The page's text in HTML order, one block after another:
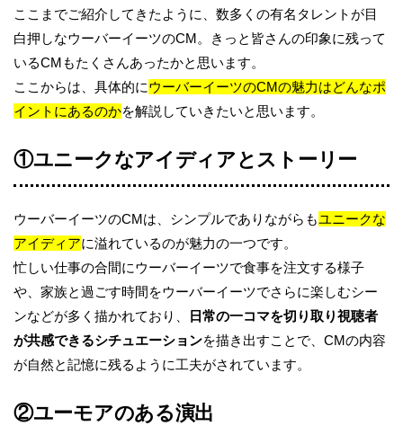
ここまでご紹介してきたように、数多くの有名タレントが目
白押しなウーバーイーツのCM。きっと皆さんの印象に残って
いるCMもたくさんあったかと思います。
ここからは、具体的にウーバーイーツのCMの魅力はどんなポ
イントにあるのかを解説していきたいと思います。
①ユニークなアイディアとストーリー
ウーバーイーツのCMは、シンプルでありながらもユニークな
アイディアに溢れているのが魅力の一つです。
忙しい仕事の合間にウーバーイーツで食事を注文する様子
や、家族と過ごす時間をウーバーイーツでさらに楽しむシー
ンなどが多く描かれており、
日常の一コマを切り取り視聴者
が共感できるシチュエーションを描き出すことで、CMの内容
が自然と記憶に残るように工夫がされています。
②ユーモアのある演出